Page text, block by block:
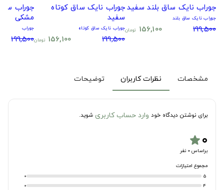
جوراب نایک ساق بلند سفید
جوراب نایک ساق بلند
199,500
156,100 تومان
جوراب نایک ساق کوتاه
سفید
جوراب نایک ساق کوتاه
199,500
156,100 تومان
جوراب
مشکی
جوراب
199,500
مشخصات نظرات کاربران توضیحات
برای نوشتن دیدگاه خود وارد حساب کاربری شوید.
۰star
براساس 0 نفر
مجموع امتیازات
5
0
4
0